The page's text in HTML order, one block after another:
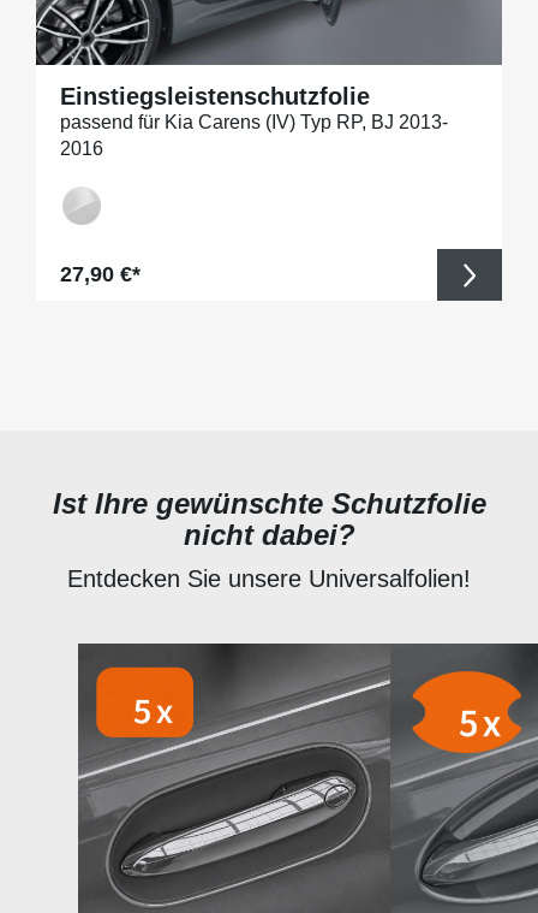
Einstiegsleistenschutzfolie
passend für Kia Carens (IV) Typ RP, BJ 2013-
2016
Regulärer Preis:
27,90 €*
Ist Ihre gewünschte Schutzfolie
nicht dabei?
Entdecken Sie unsere Universalfolien!